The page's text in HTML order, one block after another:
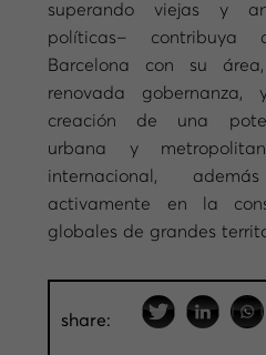
superando viejas y
políticas– contribuya
Barcelona con su
renovada
creación de una
urbana y
internacional,
activamente en la
globales de grandes
share: